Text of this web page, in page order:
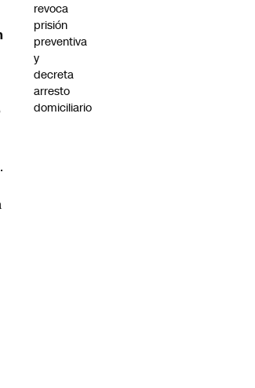
revoca
prisión
preventiva
y
decreta
arresto
domiciliario